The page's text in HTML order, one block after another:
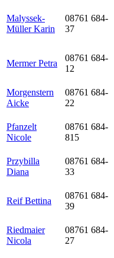
Malyssek-
Müller Karin
08761 684-
37
Mermer Petra
08761 684-
12
Morgenstern
Aicke
08761 684-
22
Pfanzelt
Nicole
08761 684-
815
Przybilla
Diana
08761 684-
33
Reif Bettina
08761 684-
39
Riedmaier
Nicola
08761 684-
27